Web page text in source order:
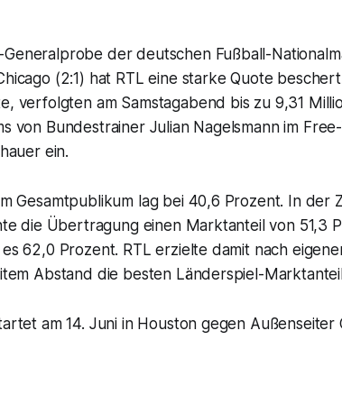
Generalprobe der deutschen Fußball-
(2:1) hat RTL eine starke Quote
verfolgten am Samstagabend bis zu 9,31
von Bundestrainer Julian Nagelsmann im
ein.
Gesamtpublikum lag bei 40,6 Prozent. In der
die Übertragung einen Marktanteil von 51,3
62,0 Prozent. RTL erzielte damit nach
Abstand die besten Länderspiel-
am 14. Juni in Houston gegen Außenseiter